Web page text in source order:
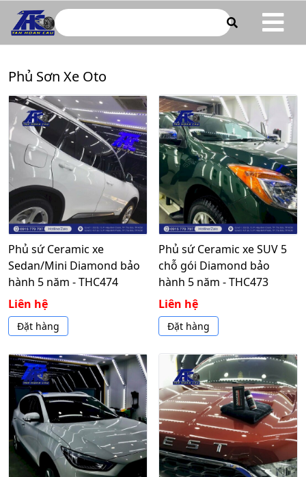
ototanhoancau.com
Phủ Sơn Xe Oto
Phủ sứ Ceramic xe
Sedan/Mini Diamond bảo
hành 5 năm - THC474
Liên hệ
Đặt hàng
Phủ sứ Ceramic xe SUV 5
chỗ gói Diamond bảo
hành 5 năm - THC473
Liên hệ
Đặt hàng